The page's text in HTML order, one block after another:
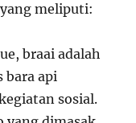
meliputi:
braai adalah
bara api
sosial.